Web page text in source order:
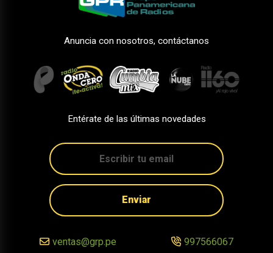
Anuncia con nosotros, contáctanos
Entérate de las últimas novedades
Enviar
ventas@grp.pe 997566067